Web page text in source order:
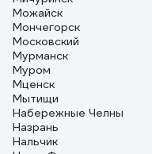
Можайск
Мончегорск
Московский
Мурманск
Муром
Мценск
Мытищи
Набережные Челны
Назрань
Нальчик